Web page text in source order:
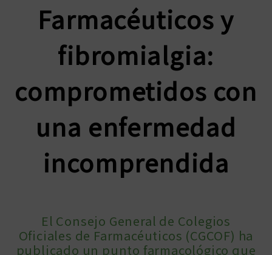
Farmacéuticos y
fibromialgia:
comprometidos con
una enfermedad
incomprendida
El Consejo General de Colegios
Oficiales de Farmacéuticos (CGCOF) ha
publicado un punto farmacológico que